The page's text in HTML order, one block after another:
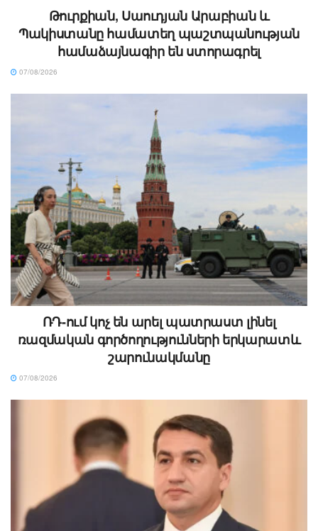
Թուրքիան, Սաուդյան Արաբիան և
Պակիստանը համատեղ պաշտպանության
համաձայնագիր են ստորագրել
07/08/2026
ՌԴ-ում կոչ են արել պատրաստ լինել
ռազմական գործողությունների երկարատև
շարունակմանը
07/08/2026